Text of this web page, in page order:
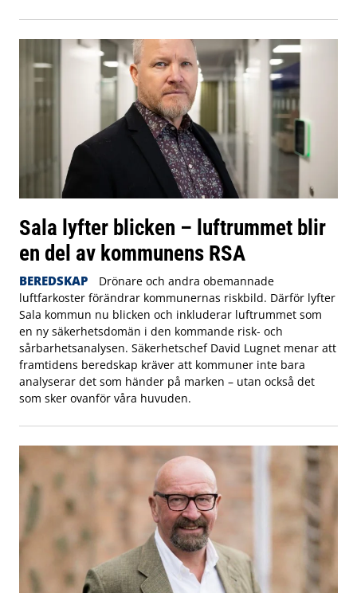
Sala lyfter blicken – luftrummet blir
en del av kommunens RSA
BEREDSKAP
Drönare och andra obemannade
luftfarkoster förändrar kommunernas riskbild. Därför lyfter
Sala kommun nu blicken och inkluderar luftrummet som
en ny säkerhetsdomän i den kommande risk- och
sårbarhetsanalysen. Säkerhetschef David Lugnet menar att
framtidens beredskap kräver att kommuner inte bara
analyserar det som händer på marken – utan också det
som sker ovanför våra huvuden.